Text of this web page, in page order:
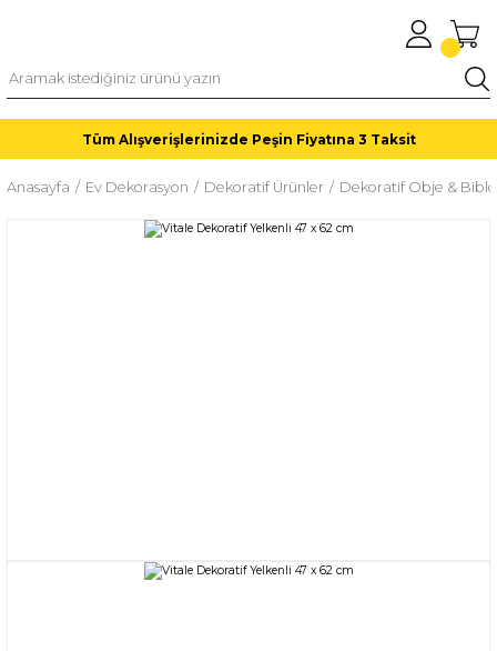
Tüm Alışverişlerinizde Peşin Fiyatına 3 Taksit
Anasayfa Ev Dekorasyon Dekoratif Ürünler Dekoratif Obje & Biblo